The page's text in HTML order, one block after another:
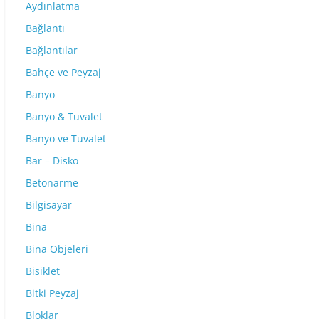
Aydınlatma
Bağlantı
Bağlantılar
Bahçe ve Peyzaj
Banyo
Banyo & Tuvalet
Banyo ve Tuvalet
Bar – Disko
Betonarme
Bilgisayar
Bina
Bina Objeleri
Bisiklet
Bitki Peyzaj
Bloklar